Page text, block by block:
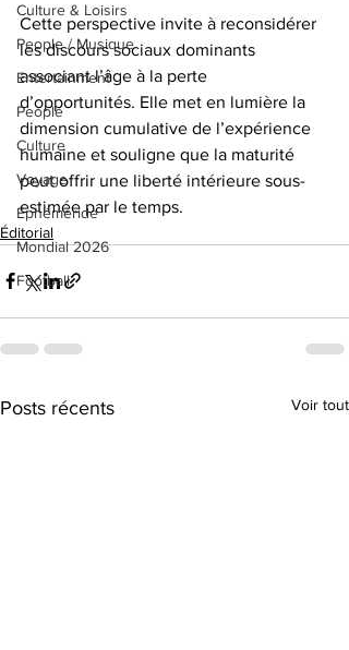
Culture & Loisirs
People / Musique
Entertainment
People
Culture
Voyage
Éphéméride
Mondial 2026
Football
Cette perspective invite à reconsidérer
les discours sociaux dominants
associant l’âge à la perte
d’opportunités. Elle met en lumière la
dimension cumulative de l’expérience
humaine et souligne que la maturité
peut offrir une liberté intérieure sous-
estimée par le temps.
Éditorial
Posts récents Voir tout